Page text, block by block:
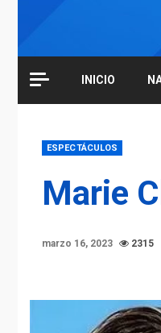
INICIO
ESPECTÁCULOS
Marie
marzo 16, 2023 2315